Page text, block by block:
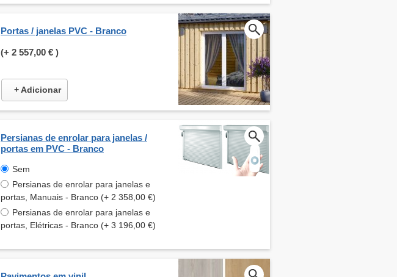
Portas / janelas PVC - Branco
(+ 2 557,00 € )
+ Adicionar
Persianas de enrolar para janelas /
portas em PVC - Branco
Sem
Persianas de enrolar para janelas e
portas, Manuais - Branco (+ 2 358,00 €)
Persianas de enrolar para janelas e
portas, Elétricas - Branco (+ 3 196,00 €)